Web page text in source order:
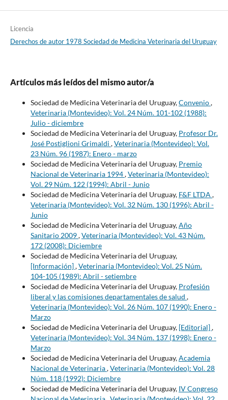
Licencia
Derechos de autor 1978 Sociedad de Medicina Veterinaria del Uruguay
Artículos más leídos del mismo autor/a
Sociedad de Medicina Veterinaria del Uruguay,Convenio,
Veterinaria (Montevideo): Vol. 24 Núm. 101-102 (1988):
Julio - diciembre
Sociedad de Medicina Veterinaria del Uruguay, Profesor Dr.
José Postiglioni Grimaldi ,Veterinaria (Montevideo): Vol.
23 Núm. 96 (1987): Enero - marzo
Sociedad de Medicina Veterinaria del Uruguay, Premio
Nacional de Veterinaria 1994,Veterinaria (Montevideo):
Vol. 29 Núm. 122 (1994): Abril - Junio
Sociedad de Medicina Veterinaria del Uruguay, F&F LTDA ,
Veterinaria (Montevideo): Vol. 32 Núm. 130 (1996): Abril -
Junio
Sociedad de Medicina Veterinaria del Uruguay,Año
Sanitario 2009,Veterinaria (Montevideo): Vol. 43 Núm.
172 (2008): Diciembre
Sociedad de Medicina Veterinaria del Uruguay,
[Información],Veterinaria (Montevideo): Vol. 25 Núm.
104-105 (1989): Abril - setiembre
Sociedad de Medicina Veterinaria del Uruguay, Profesión
liberal y las comisiones departamentales de salud ,
Veterinaria (Montevideo): Vol. 26 Núm. 107 (1990): Enero -
Marzo
Sociedad de Medicina Veterinaria del Uruguay, [Editorial],
Veterinaria (Montevideo): Vol. 34 Núm. 137 (1998): Enero -
Marzo
Sociedad de Medicina Veterinaria del Uruguay,Academia
Nacional de Veterinaria,Veterinaria (Montevideo): Vol. 28
Núm. 118 (1992): Diciembre
Sociedad de Medicina Veterinaria del Uruguay, IV Congreso